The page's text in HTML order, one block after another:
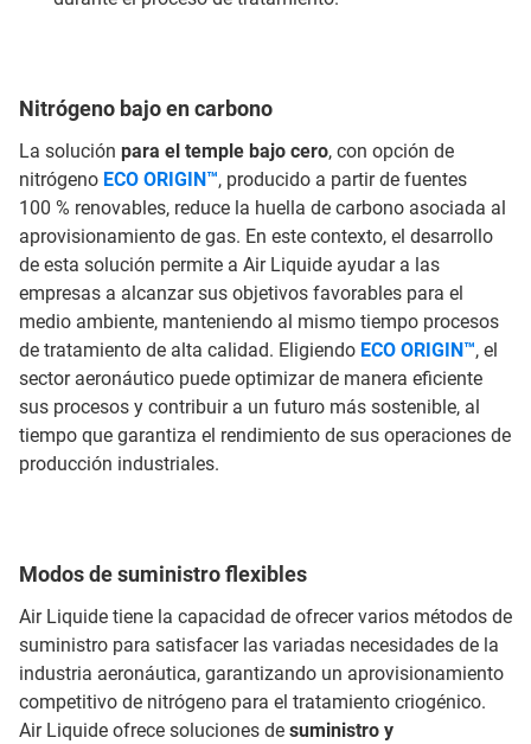
Nitrógeno bajo en carbono
La solución para el temple bajo cero, con opción de
nitrógeno ECO ORIGIN™, producido a partir de fuentes
100 % renovables, reduce la huella de carbono asociada al
aprovisionamiento de gas. En este contexto, el desarrollo
de esta solución permite a Air Liquide ayudar a las
empresas a alcanzar sus objetivos favorables para el
medio ambiente, manteniendo al mismo tiempo procesos
de tratamiento de alta calidad. Eligiendo ECO ORIGIN™, el
sector aeronáutico puede optimizar de manera eficiente
sus procesos y contribuir a un futuro más sostenible, al
tiempo que garantiza el rendimiento de sus operaciones de
producción industriales.
Modos de suministro flexibles
Air Liquide tiene la capacidad de ofrecer varios métodos de
suministro para satisfacer las variadas necesidades de la
industria aeronáutica, garantizando un aprovisionamiento
competitivo de nitrógeno para el tratamiento criogénico.
Air Liquide ofrece soluciones de suministro y